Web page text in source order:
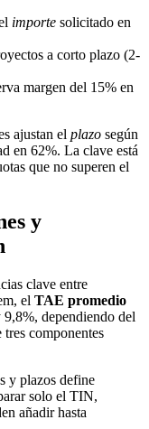
importe solicitado en
a corto plazo (2-
margen del 15% en
ajustan el plazo según
en 62%. La clave está
que no superen el
y
clave entre
el TAE promedio
dependiendo del
componentes
solo el TIN,
añadir hasta